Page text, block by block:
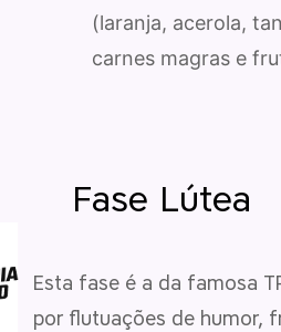
(laranja, acerola,
carnes magras e
Fase Lútea
Esta fase é a da famosa
por flutuações de humor,